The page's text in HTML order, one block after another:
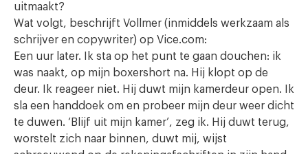
uitmaakt?
Wat volgt, beschrijft Vollmer (inmiddels werkzaam als
schrijver en copywriter) op Vice.com:
Een uur later. Ik sta op het punt te gaan douchen: ik
was naakt, op mijn boxershort na. Hij klopt op de
deur. Ik reageer niet. Hij duwt mijn kamerdeur open. Ik
sla een handdoek om en probeer mijn deur weer dicht
te duwen. ‘Blijf uit mijn kamer’, zeg ik. Hij duwt terug,
worstelt zich naar binnen, duwt mij, wijst